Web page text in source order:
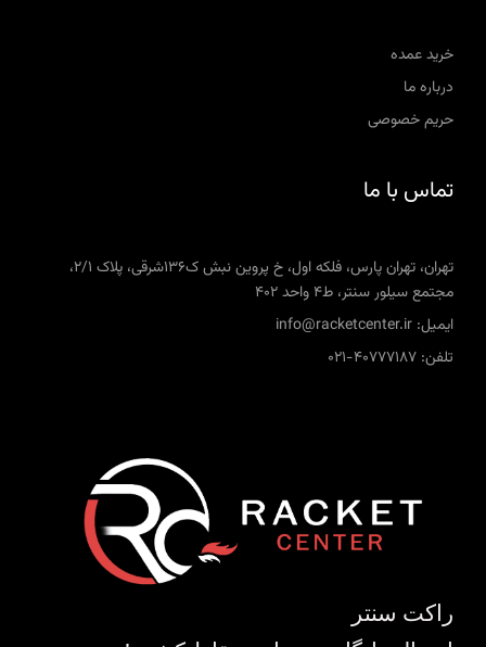
خرید عمده
درباره ما
حریم خصوصی
تماس با ما
تهران، تهران پارس، فلکه اول، خ پروین نبش ک136شرقی، پلاک 2/1،
مجتمع سیلور سنتر، ط4 واحد 402
ایمیل: info@racketcenter.ir
تلفن: 40777187-021
راکت سنتر